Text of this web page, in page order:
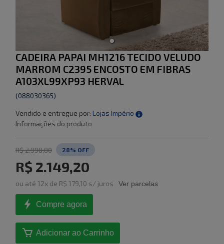
CADEIRA PAPAI MH1216 TECIDO VELUDO
MARROM C2395 ENCOSTO EM FIBRAS
A103XL99XP93 HERVAL
(088030365)
Vendido e entregue por: Lojas Império
Informações do produto
R$ 2.998,80 28% OFF
R$ 2.149,20
ou até 12x de R$ 179,10 s/ juros Ver parcelas
Compre agora
Adicionar ao Carrinho